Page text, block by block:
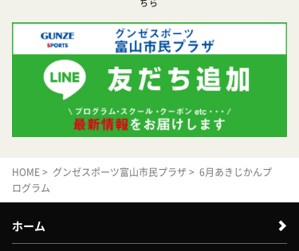
HOME > グンゼスポーツ富山市民プラザ> 6月あきじかんプ
ログラム
ホーム